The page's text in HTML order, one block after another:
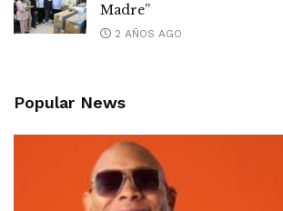
Madre”
2 AÑOS AGO
Popular News